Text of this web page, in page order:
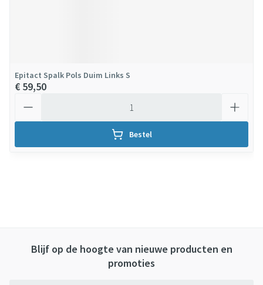
Epitact Spalk Pols Duim Links S
€ 59,50
Bestel
Blijf op de hoogte van nieuwe producten en
promoties